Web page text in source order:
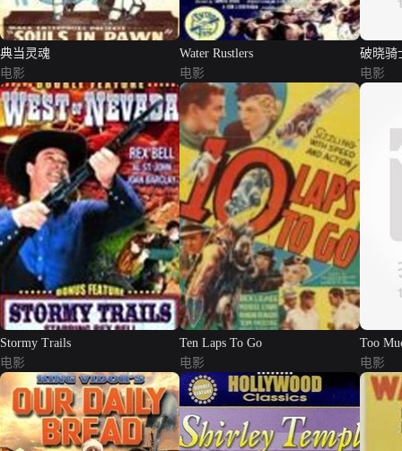
典当灵魂
电影
Water Rustlers
电影
破晓骑
电影
Stormy Trails
电影
Ten Laps To Go
电影
Too
电影